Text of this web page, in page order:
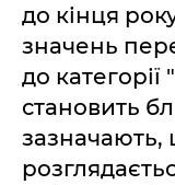
до кінця
значень
до
становить